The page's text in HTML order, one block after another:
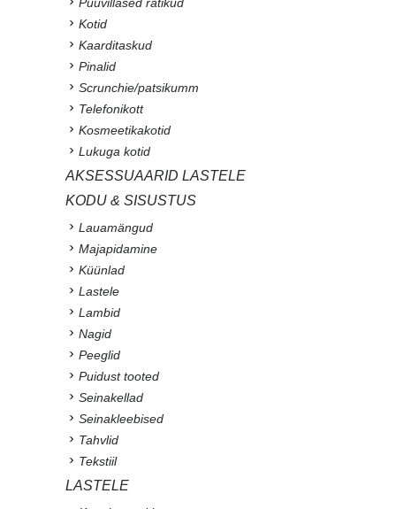
Kotid
Kaarditaskud
Pinalid
Scrunchie/patsikumm
Telefonikott
Kosmeetikakotid
Lukuga kotid
AKSESSUAARID LASTELE
KODU & SISUSTUS
Lauamängud
Majapidamine
Küünlad
Lastele
Lambid
Nagid
Peeglid
Puidust tooted
Seinakellad
Seinakleebised
Tahvlid
Tekstiil
LASTELE